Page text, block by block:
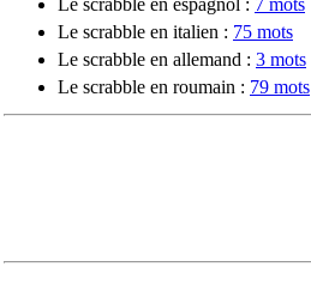
Le scrabble en espagnol : 7 mots
Le scrabble en italien : 75 mots
Le scrabble en allemand : 3 mots
Le scrabble en roumain : 79 mots